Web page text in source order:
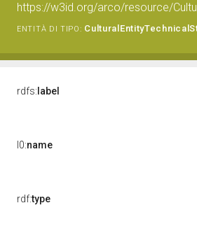
https://w3id.org/arco/resource/
ENTITÀ DI TIPO:
rdfs: label
l0:name
rdf:type